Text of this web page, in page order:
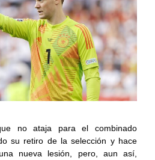
no ataja para el combinado
su retiro de la selección y hace
nueva lesión, pero, aun así,